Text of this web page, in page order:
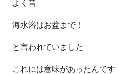
よく昔
海水浴はお盆まで！
と言われていました
これには意味があったんです